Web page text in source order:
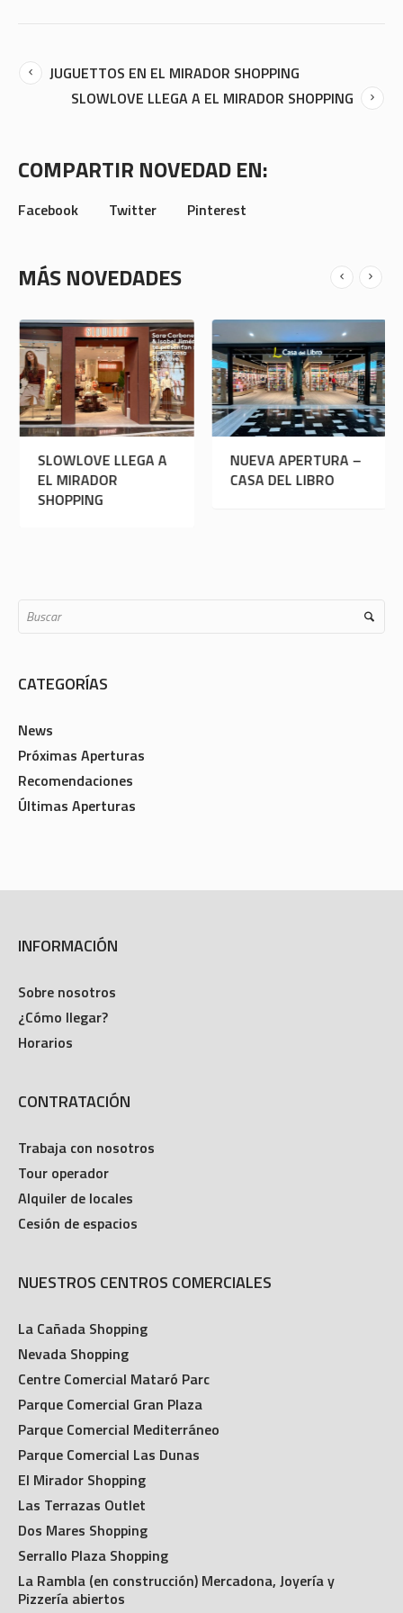
JUGUETTOS EN EL MIRADOR SHOPPING
SLOWLOVE LLEGA A EL MIRADOR SHOPPING
COMPARTIR NOVEDAD EN:
Facebook Twitter Pinterest
MÁS NOVEDADES
EN EL
SHOPPING
SLOWLOVE LLEGA A
EL MIRADOR
CATEGORÍAS
News
Próximas Aperturas
Recomendaciones
Últimas Aperturas
INFORMACIÓN
Sobre nosotros
¿Cómo llegar?
Horarios
CONTRATACIÓN
Trabaja con nosotros
Tour operador
Alquiler de locales
Cesión de espacios
NUESTROS CENTROS COMERCIALES
La Cañada Shopping
Nevada Shopping
Centre Comercial Mataró Parc
Parque Comercial Gran Plaza
Parque Comercial Mediterráneo
Parque Comercial Las Dunas
El Mirador Shopping
Las Terrazas Outlet
Dos Mares Shopping
Serrallo Plaza Shopping
La Rambla (en construcción) Mercadona, Joyería y
Pizzería abiertos